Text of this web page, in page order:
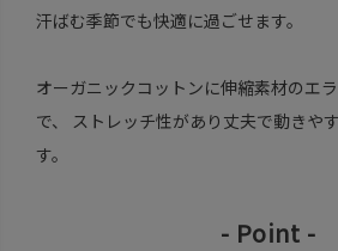
汗ばむ季節でも快適に過ごせます。
オーガニックコットンに伸縮素材のエ
で、 ストレッチ性があり丈夫で動きや
す。
- Point -